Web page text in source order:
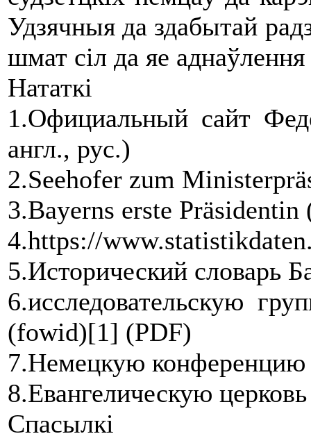
Удзячныя да здабытай
шмат сіл да яе
Нататкі
1.Официальный сайт
англ., рус.)
2.Seehofer zum
3.Bayerns erste Präsidentin
4.https://
5.Исторический словарь
6.исследовательскую
(fowid)[1] (PDF)
7.Немецкую конференцию
8.Евангелическую
Спасылкі